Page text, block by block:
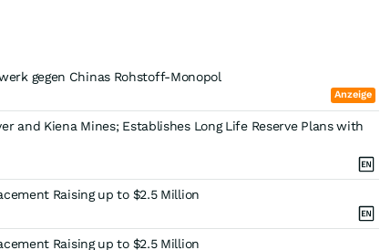
gegen Chinas Rohstoff-Monopol
Anzeige
and Kiena Mines; Establishes Long Life Reserve Plans with
Raising up to $2.5 Million
Raising up to $2.5 Million